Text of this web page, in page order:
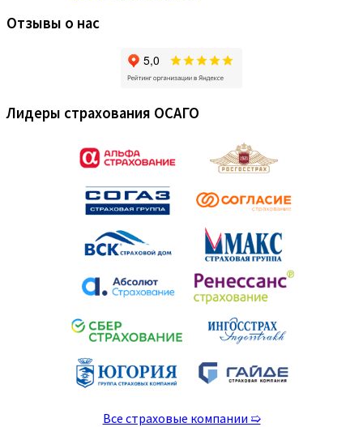
Отзывы о нас
Лидеры страхования ОСАГО
Все страховые компании ➯